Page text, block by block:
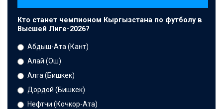
Кто станет чемпионом Кыргызстана по футболу в
Высшей Лиге-2026?
Абдыш-Ата (Кант)
Алай (Ош)
Алга (Бишкек)
Дордой (Бишкек)
Нефтчи (Кочкор-Ата)